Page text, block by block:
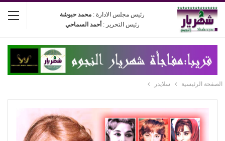
رئيس مجلس الادارة : محمد حبوشة
رئيس التحرير : أحمد السماحي
الصفحة الرئيسية سلايدر